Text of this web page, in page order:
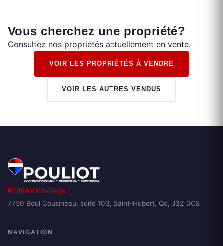
Vous cherchez une propriété?
Consultez nos propriétés actuellement en vente.
VOIR LES PROPRIÉTÉS À VENDRE
VOIR LES AUTRES VENDUS
RE/MAX Privilège
7750 Boul Cousineau, suite 103, Saint-Hubert, Qc, J3Z 0C8
NAVIGATION